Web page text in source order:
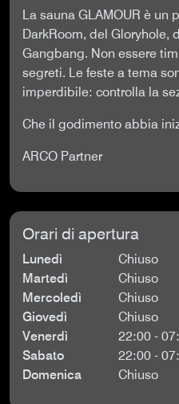
La sauna GLAMOUR è
DarkRoom, del Gloryhole,
Gangbang. Non essere
segreti. Le feste a tema
imperdibile: controlla la
Che il godimento abbia
ARCO Partner
Orari di apertura
Lunedì
Chiuso
Martedì
Chiuso
Mercoledì
Chiuso
Giovedì
Chiuso
Venerdì
22:00 -
Sabato
22:00 -
Domenica
Chiuso